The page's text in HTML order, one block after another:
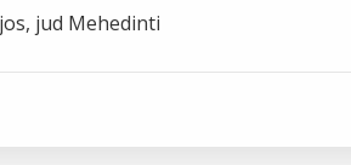
jud Mehedinti